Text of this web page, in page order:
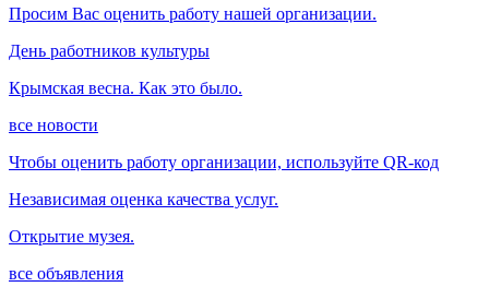
Просим Вас оценить работу нашей организации.
День работников культуры
Крымская весна. Как это было.
все новости
Чтобы оценить работу организации, используйте QR-код
Независимая оценка качества услуг.
Открытие музея.
все объявления